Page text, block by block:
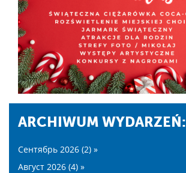
ARCHIWUM WYDARZEŃ:
Сентябрь 2026 (2) »
Август 2026 (4) »